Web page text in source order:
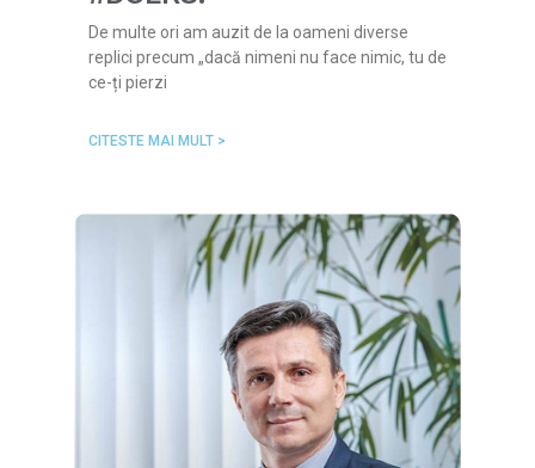
De multe ori am auzit de la oameni diverse
replici precum „dacă nimeni nu face nimic, tu de
ce-ți pierzi
CITESTE MAI MULT >